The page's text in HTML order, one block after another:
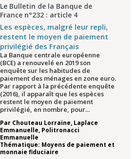
Le Bulletin de la Banque de
France n°232 : article 4
Les espèces, malgré leur repli,
restent le moyen de paiement
privilégié des Français
La Banque centrale européenne
(BCE) a renouvelé en 2019 son
enquête sur les habitudes de
paiement des ménages en zone euro.
Par rapport à la précédente enquête
(2016), il apparaît que les espèces
restent le moyen de paiement
privilégié, en nombre, pour...
Par Chouteau Lorraine, Laplace
Emmanuelle, Politronacci
Emmanuelle
Thématique: Moyens de paiement et
monnaie fiduciaire